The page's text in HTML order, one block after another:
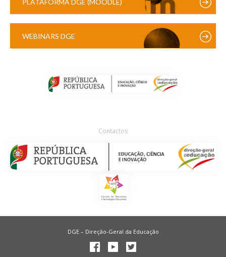
PLATAFORMA DGE (MOODLE)
WEBINARS DGE
Contactos
DGE – Direção-Geral da Educação